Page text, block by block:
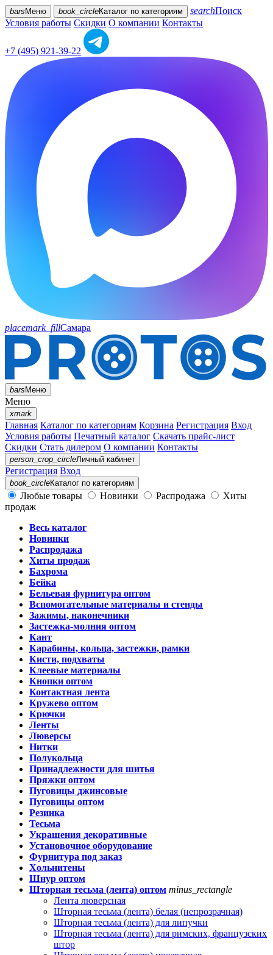
bars Меню book_circleКаталог по категориям searchПоиск
Условия работы Скидки О компании Контакты
+7 (495) 921-39-22
placemark_fillСамара
barsМеню
Меню
xmark
Главная Каталог по категориям Корзина Регистрация Вход
Условия работы Печатный каталог Скачать прайс-лист
Скидки Стать дилером О компании Контакты
person_crop_circleЛичный кабинет
Регистрация Вход
book_circleКаталог по категориям
Любые товары Новинки Распродажа
Хиты
продаж
Весь каталог
Новинки
Распродажа
Хиты продаж
Бахрома
Бейка
Бельевая фурнитура оптом
Вспомогательные материалы и стенды
Зажимы, наконечники
Застежка-молния оптом
Кант
Карабины, кольца, застежки, рамки
Кисти, подхваты
Клеевые материалы
Кнопки оптом
Контактная лента
Кружево оптом
Крючки
Ленты
Люверсы
Нитки
Полукольца
Принадлежности для шитья
Пряжки оптом
Пуговицы джинсовые
Пуговицы оптом
Резинка
Тесьма
Украшения декоративные
Установочное оборудование
Фурнитура под заказ
Хольнитены
Шнур оптом
Шторная тесьма (лента) оптом minus_rectangle
Лента люверсная
Шторная тесьма (лента) белая (непрозрачная)
Шторная тесьма (лента) для липучки
Шторная тесьма (лента) для римских, французских
штор